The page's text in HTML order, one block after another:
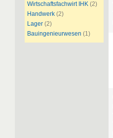
Wirtschaftsfachwirt IHK (2)
Handwerk (2)
Lager (2)
Bauingenieurwesen (1)